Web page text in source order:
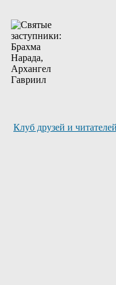
Клуб друзей и